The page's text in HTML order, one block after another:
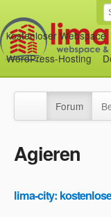
kostenloser Webspace
WordPress-Hosting
Forum
Agieren
lima-city: